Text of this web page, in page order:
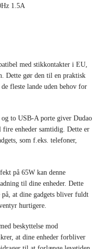
1.5A
med stikkontakter i EU,
Dette gør den til en praktisk
fleste lande uden behov for
to USB-A porte giver Dudao
enheder samtidig. Dette er
som f.eks. telefoner,
på 65W kan denne
til dine enheder. Dette
at dine gadgets bliver fuldt
hurtigere.
beskyttelse mod
at dine enheder forbliver